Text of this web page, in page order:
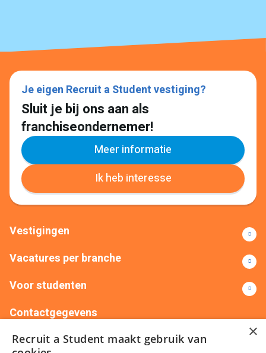
Je eigen Recruit a Student vestiging?
Sluit je bij ons aan als
franchiseondernemer!
Meer informatie
Ik heb interesse
Vestigingen
Vacatures per branche
Voor studenten
Contactgegevens
+31(0)88 522 00 76
info@recruitastudent.nl
×
Recruit a Student maakt gebruik van